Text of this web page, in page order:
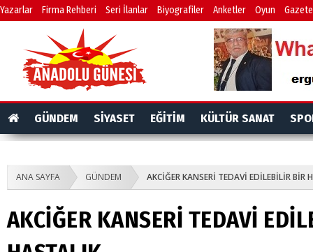
Yazarlar Firma Rehberi Seri İlanlar Biyografiler Anketler Oyun
GÜNDEM SİYASET EĞİTİM KÜLTÜR SANAT
ANA SAYFA GÜNDEM AKCİĞER KANSERİ TEDAVİ EDİLEBİLİR BİR
AKCİĞER KANSERİ TEDAVİ